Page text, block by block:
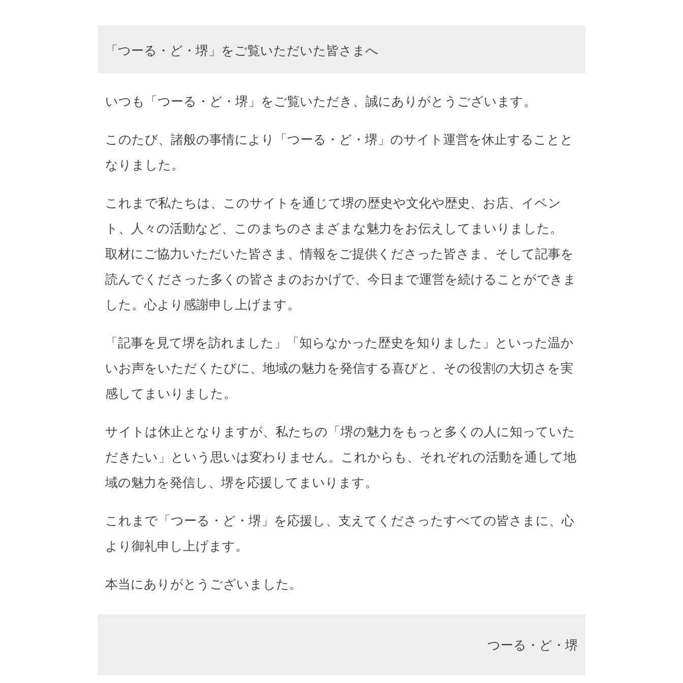
「つーる・ど・堺」をご覧いただいた皆さまへ
いつも「つーる・ど・堺」をご覧いただき、誠にありがとうございます。
このたび、諸般の事情により「つーる・ど・堺」のサイト運営を休止することと
なりました。
これまで私たちは、このサイトを通じて堺の歴史や文化や歴史、お店、イベン
ト、人々の活動など、このまちのさまざまな魅力をお伝えしてまいりました。
取材にご協力いただいた皆さま、情報をご提供くださった皆さま、そして記事を
読んでくださった多くの皆さまのおかげで、今日まで運営を続けることができま
した。心より感謝申し上げます。
「記事を見て堺を訪れました」「知らなかった歴史を知りました」といった温か
いお声をいただくたびに、地域の魅力を発信する喜びと、その役割の大切さを実
感してまいりました。
サイトは休止となりますが、私たちの「堺の魅力をもっと多くの人に知っていた
だきたい」という思いは変わりません。これからも、それぞれの活動を通して地
域の魅力を発信し、堺を応援してまいります。
これまで「つーる・ど・堺」を応援し、支えてくださったすべての皆さまに、心
より御礼申し上げます。
本当にありがとうございました。
つーる・ど・堺